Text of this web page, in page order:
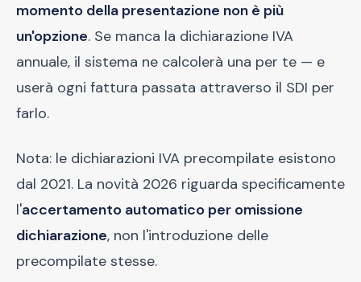
momento della presentazione non è più
un'opzione. Se manca la dichiarazione IVA
annuale, il sistema ne calcolerà una per te — e
userà ogni fattura passata attraverso il SDI per
farlo.
Nota: le dichiarazioni IVA precompilate esistono
dal 2021. La novità 2026 riguarda specificamente
l'accertamento automatico per omissione
dichiarazione, non l'introduzione delle
precompilate stesse.